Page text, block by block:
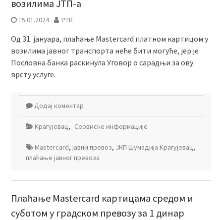
возилима ЈТП-а
15.01.2024 РТК
Од 31. јануара, плаћање Mastercard платном картицом у
возилима јавног транспорта неће бити могуће, јер је
Пословна банка раскинула Уговор о сарадњи за ову
врсту услуге.
Додај коментар
Крагујевац, Сервисне информације
Mastercard, јавни превоз, ЈКП Шумадија Крагујевац,
плаћање јавног превоза
Плаћање Mastercard картицама средом и
суботом у градском превозу за 1 динар